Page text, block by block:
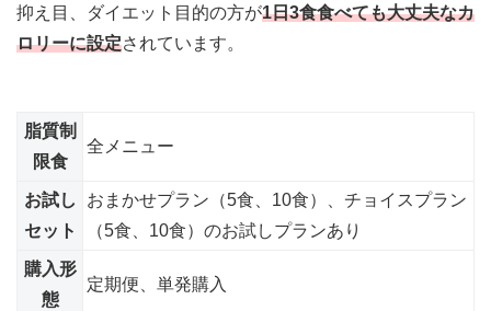
抑え目、ダイエット目的の方が1日3食食べても大丈夫なカ
ロリーに設定されています。
脂質制
限食
全メニュー
お試し
セット
おまかせプラン（5食、10食）、チョイスプラン
（5食、10食）のお試しプランあり
購入形
態
定期便、単発購入